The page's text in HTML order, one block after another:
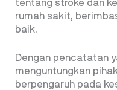
tentang stroke dan
rumah sakit,
baik.
Dengan pencatatan
menguntungkan
berpengaruh pada